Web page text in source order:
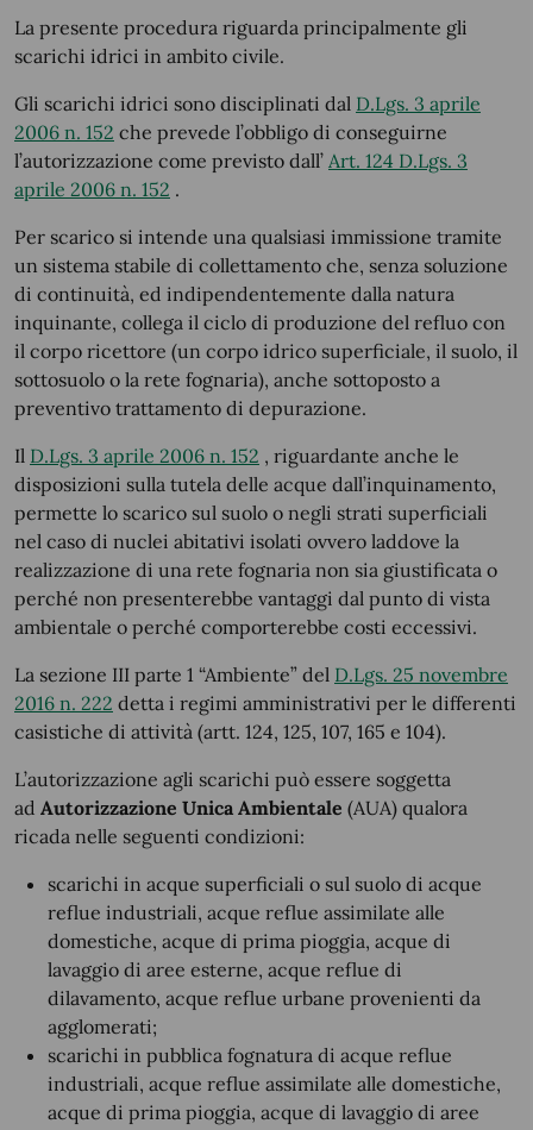
La presente procedura riguarda principalmente gli
scarichi idrici in ambito civile.
Gli scarichi idrici sono disciplinati dal D.Lgs. 3 aprile
2006 n. 152 che prevede l’obbligo di conseguirne
l’autorizzazione come previsto dall’ Art. 124 D.Lgs. 3
aprile 2006 n. 152 .
Per scarico si intende una qualsiasi immissione tramite
un sistema stabile di collettamento che, senza soluzione
di continuità, ed indipendentemente dalla natura
inquinante, collega il ciclo di produzione del refluo con
il corpo ricettore (un corpo idrico superficiale, il suolo, il
sottosuolo o la rete fognaria), anche sottoposto a
preventivo trattamento di depurazione.
Il D.Lgs. 3 aprile 2006 n. 152 , riguardante anche le
disposizioni sulla tutela delle acque dall’inquinamento,
permette lo scarico sul suolo o negli strati superficiali
nel caso di nuclei abitativi isolati ovvero laddove la
realizzazione di una rete fognaria non sia giustificata o
perché non presenterebbe vantaggi dal punto di vista
ambientale o perché comporterebbe costi eccessivi.
La sezione III parte 1 “Ambiente” del D.Lgs. 25 novembre
2016 n. 222 detta i regimi amministrativi per le differenti
casistiche di attività (artt. 124, 125, 107, 165 e 104).
L’autorizzazione agli scarichi può essere soggetta
ad Autorizzazione Unica Ambientale (AUA) qualora
ricada nelle seguenti condizioni:
scarichi in acque superficiali o sul suolo di acque
reflue industriali, acque reflue assimilate alle
domestiche, acque di prima pioggia, acque di
lavaggio di aree esterne, acque reflue di
dilavamento, acque reflue urbane provenienti da
agglomerati;
scarichi in pubblica fognatura di acque reflue
industriali, acque reflue assimilate alle domestiche,
acque di prima pioggia, acque di lavaggio di aree